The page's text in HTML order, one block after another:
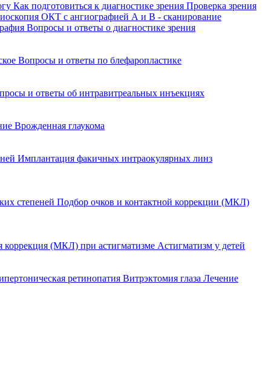
Как подготовиться к диагностике зрения Проверка зрения
ОКТ с ангиографией А и В - сканирование
Вопросы и ответы о диагностике зрения
Вопросы и ответы по блефаропластике
и ответы об интравитреальных инъекциях
Врожденная глаукома
Имплантация факичных интраокулярных линз
степеней Подбор очков и контактной коррекции (МКЛ)
коррекция (МКЛ) при астигматизме Астигматизм у детей
ретинопатия Витрэктомия глаза Лечение